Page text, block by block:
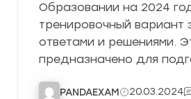
Образовании на 2024
тренировочный вариант
ответами и решениями.
предназначено для
PANDAEXAM 20.03.2024